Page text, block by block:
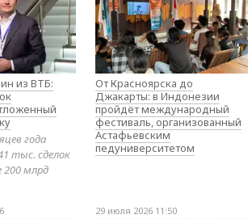
из ВТБ:
года
тыс. сделок
200 млрд
От Красноярска до
Джакарты: в Индонезии
пройдёт международный
фестиваль, организованный
Астафьевским
педуниверситетом
29 июля 2026 11:50